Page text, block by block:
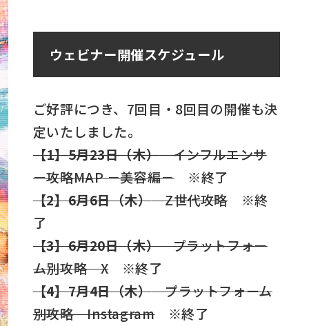
ウェビナー開催スケジュール
ご好評につき、7回目・8回目の開催も決
定いたしました。
【1】5月23日（木）インフルエンサ
ー攻略MAP －美容編－※終了
【2】6月6日（木）Z世代攻略※終
了
【3】6月20日（木）プラットフォー
ム別攻略 X※終了
【4】7月4日（木）プラットフォーム
別攻略 Instagram※終了